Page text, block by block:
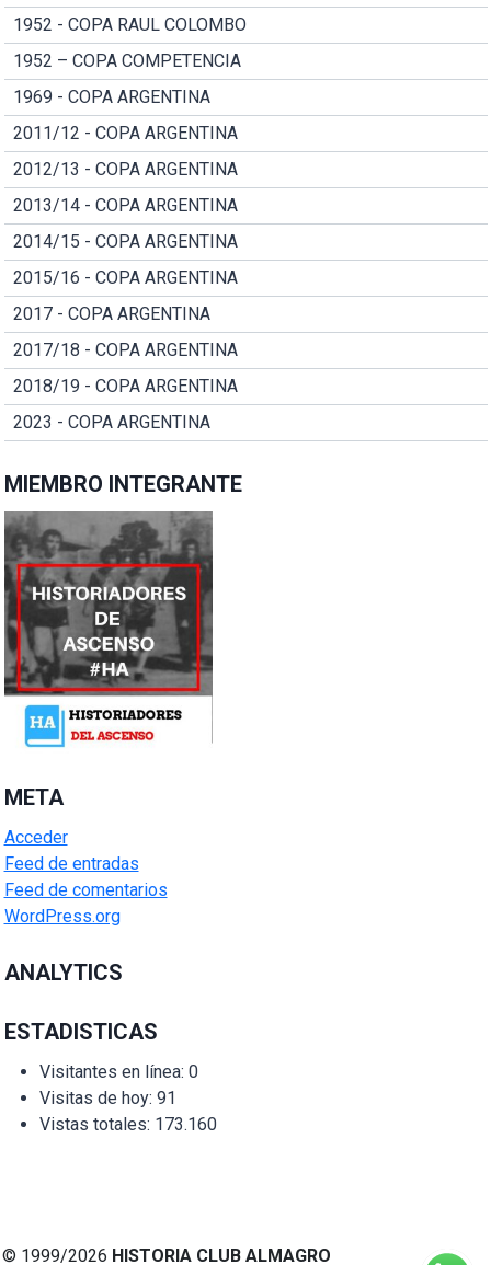
1952 - COPA RAUL COLOMBO
1952 – COPA COMPETENCIA
1969 - COPA ARGENTINA
2011/12 - COPA ARGENTINA
2012/13 - COPA ARGENTINA
2013/14 - COPA ARGENTINA
2014/15 - COPA ARGENTINA
2015/16 - COPA ARGENTINA
2017 - COPA ARGENTINA
2017/18 - COPA ARGENTINA
2018/19 - COPA ARGENTINA
2023 - COPA ARGENTINA
MIEMBRO INTEGRANTE
META
Acceder
Feed de entradas
Feed de comentarios
WordPress.org
ANALYTICS
ESTADISTICAS
Visitantes en línea: 0
Visitas de hoy: 91
Vistas totales: 173.160
© 1999/2026 HISTORIA CLUB ALMAGRO